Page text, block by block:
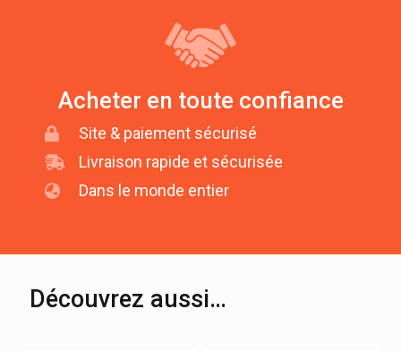
Acheter en toute confiance
Site & paiement sécurisé
Livraison rapide et sécurisée
Dans le monde entier
Découvrez aussi…